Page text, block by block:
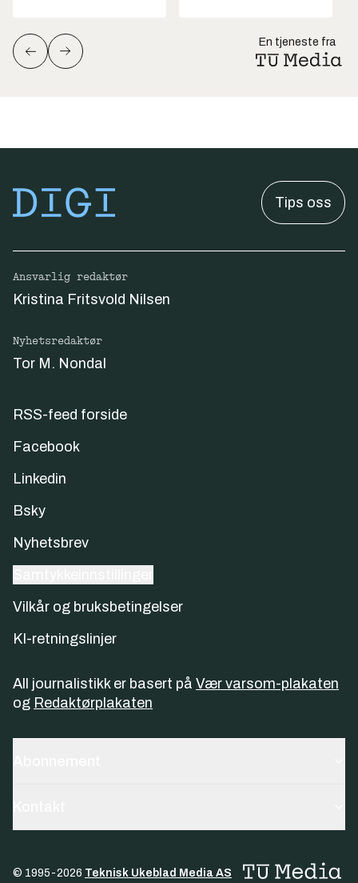
En tjeneste fra
Tips oss
Ansvarlig redaktør
Kristina Fritsvold Nilsen
Nyhetsredaktør
Tor M. Nondal
RSS-feed forside
Facebook
Linkedin
Bsky
Nyhetsbrev
Vilkår og bruksbetingelser
KI-retningslinjer
All journalistikk er basert på Vær varsom-plakaten
og Redaktørplakaten
© 1995-2026 Teknisk Ukeblad Media AS